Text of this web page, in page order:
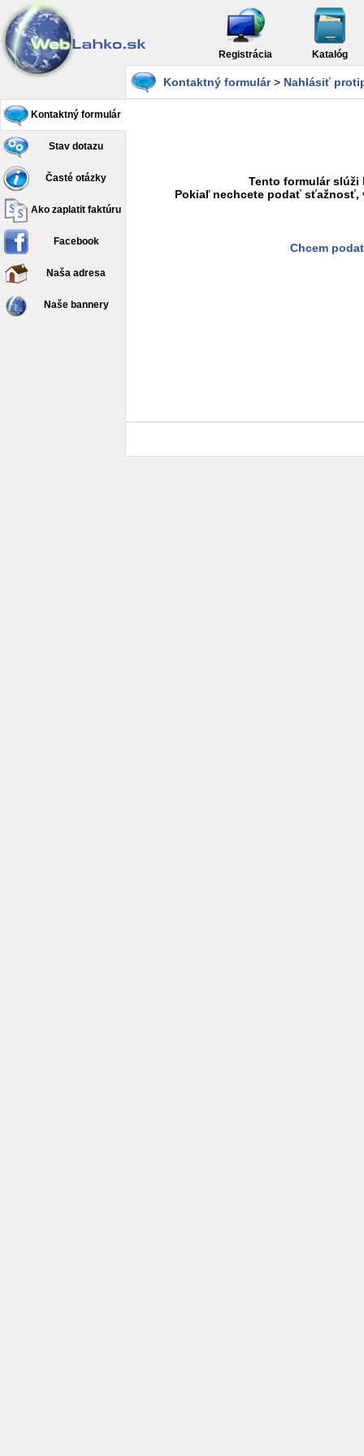
Registrácia Katalóg
Kontaktný formulár
Stav dotazu
Časté otázky
Ako zaplatit faktúru
Facebook
Naša adresa
Naše bannery
Kontaktný formulár> Nahlásiť
Tento formulár
Pokiaľ nechcete podať
Chcem